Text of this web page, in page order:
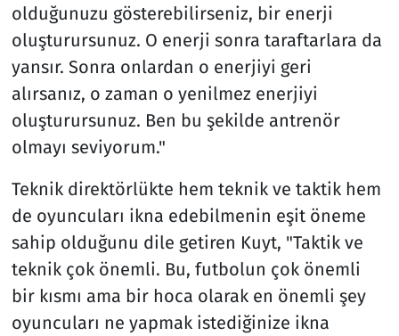
olduğunuzu gösterebilirseniz, bir enerji
oluşturursunuz. O enerji sonra taraftarlara da
yansır. Sonra onlardan o enerjiyi geri
alırsanız, o zaman o yenilmez enerjiyi
oluşturursunuz. Ben bu şekilde antrenör
olmayı seviyorum."
Teknik direktörlükte hem teknik ve taktik hem
de oyuncuları ikna edebilmenin eşit öneme
sahip olduğunu dile getiren Kuyt, "Taktik ve
teknik çok önemli. Bu, futbolun çok önemli
bir kısmı ama bir hoca olarak en önemli şey
oyuncuları ne yapmak istediğinize ikna